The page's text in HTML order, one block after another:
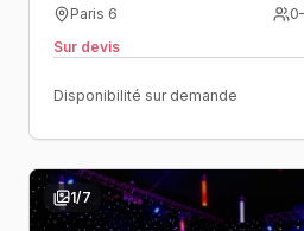
jusqu'au petit matin..
Paris 6 0
Sur devis
Disponibilité sur demande
1/7